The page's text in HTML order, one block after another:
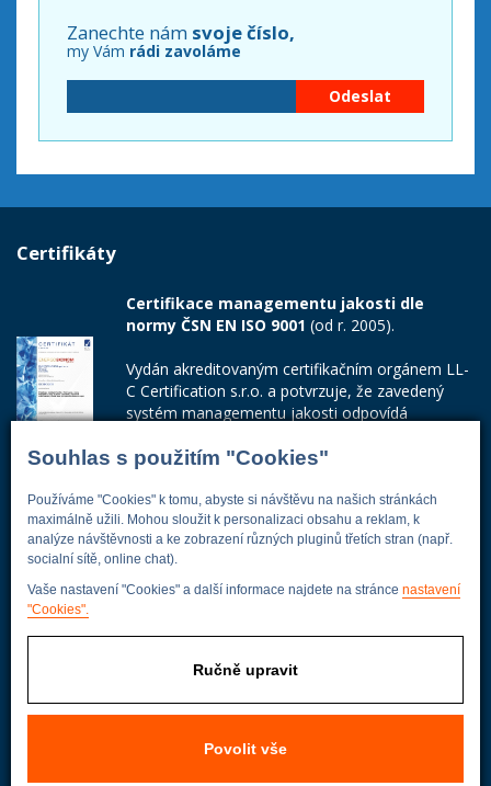
Souhlas s použitím "Cookies"
Používáme "Cookies" k tomu, abyste si návštěvu na našich stránkách
maximálně užili. Mohou sloužit k personalizaci obsahu a reklam, k
analýze návštěvnosti a ke zobrazení různých pluginů třetích stran (např.
socialní sítě, online chat).
Vaše nastavení "Cookies" a další informace najdete na stránce nastavení
"Cookies".
Ručně upravit
Povolit vše
Zanechte nám svoje číslo,
my Vám rádi zavoláme
Certifikáty
Certifikace managementu jakosti dle
normy ČSN EN ISO 9001 (od r. 2005).
Vydán akreditovaným certifikačním orgánem LL-
C Certification s.r.o. a potvrzuje, že zavedený
systém managementu jakosti odpovídá
Adresa firmy
Wolkerova 433